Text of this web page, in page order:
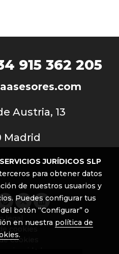
915 362 205
Austria, 13
Madrid
legal
cookies
JURÍDICOS SLP
para obtener datos
de nuestros usuarios y
Puedes configurar tus
botón “Configurar” o
en nuestra política de
.